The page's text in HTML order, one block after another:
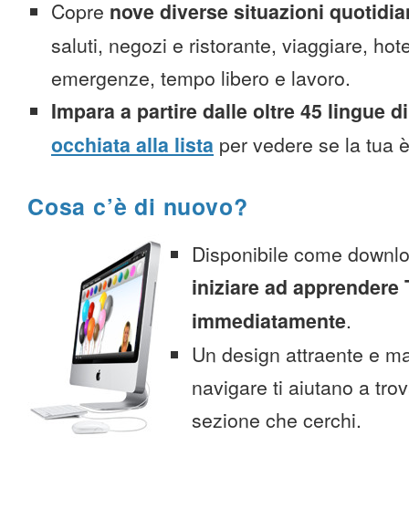
Copre nove diverse situazioni
saluti, negozi e ristorante, viaggiare,
emergenze, tempo libero e lavoro.
Impara a partire dalle oltre 45 lingue
occhiata alla lista per vedere se la tua
Cosa c’è di nuovo?
Disponibile come
iniziare ad apprendere
immediatamente.
Un design attraente e
navigare ti aiutano a
sezione che cerchi.